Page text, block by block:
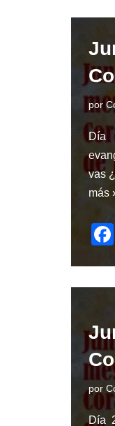
por
Día
vas
más
por
Día